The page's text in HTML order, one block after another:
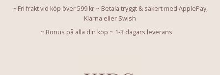
~ Fri frakt vid köp över 599 kr ~ Betala tryggt & säkert med ApplePay,
Klarna eller Swish
~ Bonus på alla din köp ~ 1-3 dagars leverans